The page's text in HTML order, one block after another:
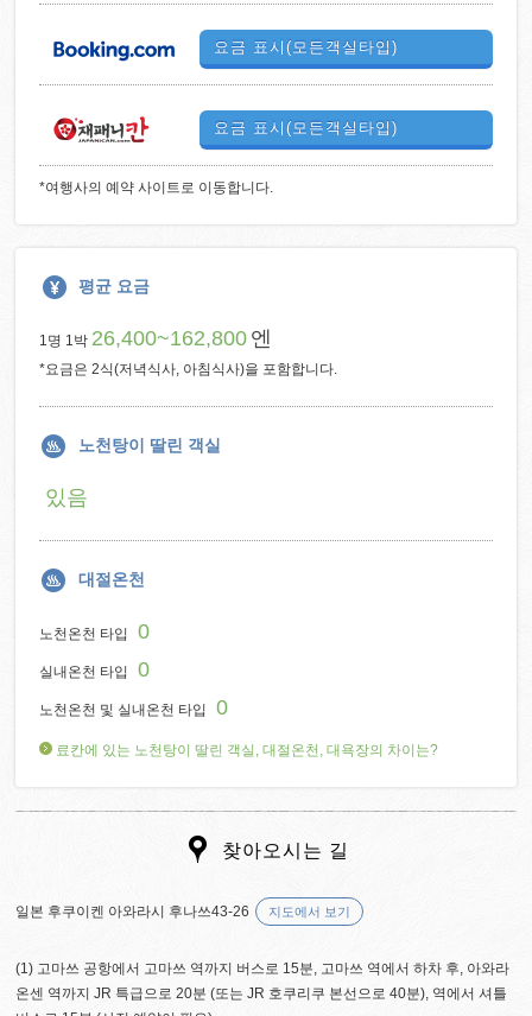
요금 표시(모든객실타입)
요금 표시(모든객실타입)
*여행사의 예약 사이트로 이동합니다.
평균 요금
1명 1박 26,400~162,800 엔
*요금은 2식(저녁식사, 아침식사)을 포함합니다.
노천탕이 딸린 객실
있음
대절온천
노천온천 타입 0
실내온천 타입 0
노천온천 및 실내온천 타입 0
료칸에 있는 노천탕이 딸린 객실, 대절온천, 대욕장의 차이는?
찾아오시는 길
일본 후쿠이켄 아와라시 후나쓰43-26 지도에서 보기
(1) 고마쓰 공항에서 고마쓰 역까지 버스로 15분, 고마쓰 역에서 하차 후, 아와라
온센 역까지 JR 특급으로 20분 (또는 JR 호쿠리쿠 본선으로 40분), 역에서 셔틀